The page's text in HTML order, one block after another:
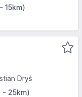
15km)
Dryś
- 25km)